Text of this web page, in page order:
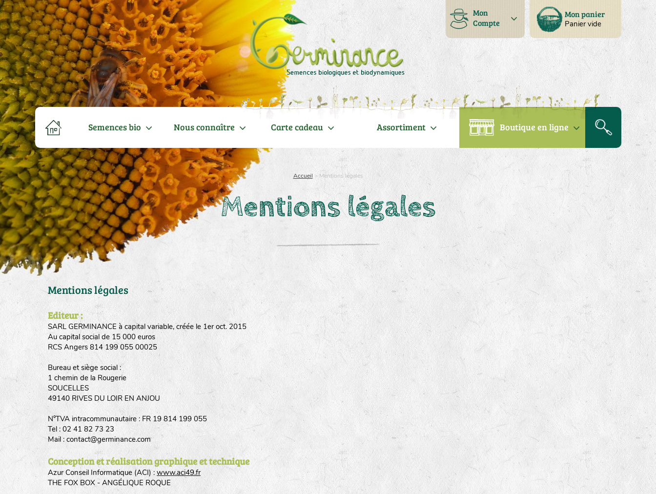
Mon panier
Panier vide
Mon
Compte
Semences bio Nous connaître Carte cadeau Assortiment Boutique en ligne
Accueil > Mentions légales
Mentions légales
Mentions légales
Editeur :
SARL GERMINANCE à capital variable, créée le 1er oct. 2015
Au capital social de 15 000 euros
RCS Angers 814 199 055 00025
Bureau et siège social :
1 chemin de la Rougerie
SOUCELLES
49140 RIVES DU LOIR EN ANJOU
N°TVA intracommunautaire : FR 19 814 199 055
Tel : 02 41 82 73 23
Mail : contact@germinance.com
Conception et réalisation graphique et technique
Azur Conseil Informatique (ACI) : www.aci49.fr
THE FOX BOX - ANGÉLIQUE ROQUE